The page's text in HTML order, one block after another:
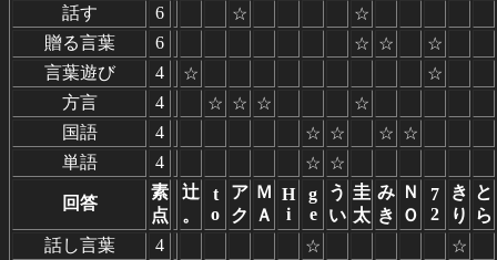
話す
6 ☆
☆
贈る言葉
6 ☆ ☆
☆
言葉遊び
4 ☆
☆
方言
4 ☆ ☆ ☆
☆
国語
4 ☆ ☆ ☆ ☆
単語
4 ☆ ☆
回答
素
点
辻
。
t
o
ア
ク
Ｍ
Ａ
H
i
g
e
う
い
圭
太
み
き
Ｎ
Ｏ
7
2
き
り
と
ら
話し言葉
4 ☆
☆